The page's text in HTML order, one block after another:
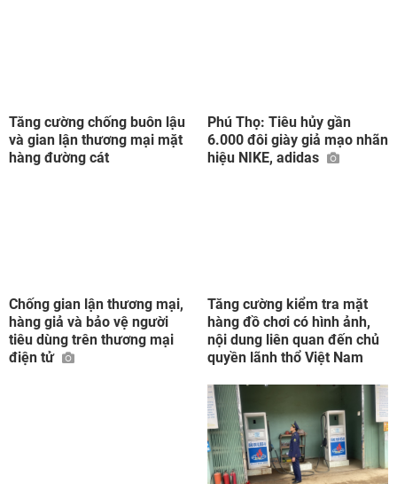
Tăng cường chống buôn lậu
và gian lận thương mại mặt
hàng đường cát
Phú Thọ: Tiêu hủy gần
6.000 đôi giày giả mạo nhãn
hiệu NIKE, adidas
Chống gian lận thương mại,
hàng giả và bảo vệ người
tiêu dùng trên thương mại
điện tử
Tăng cường kiểm tra mặt
hàng đồ chơi có hình ảnh,
nội dung liên quan đến chủ
quyền lãnh thổ Việt Nam